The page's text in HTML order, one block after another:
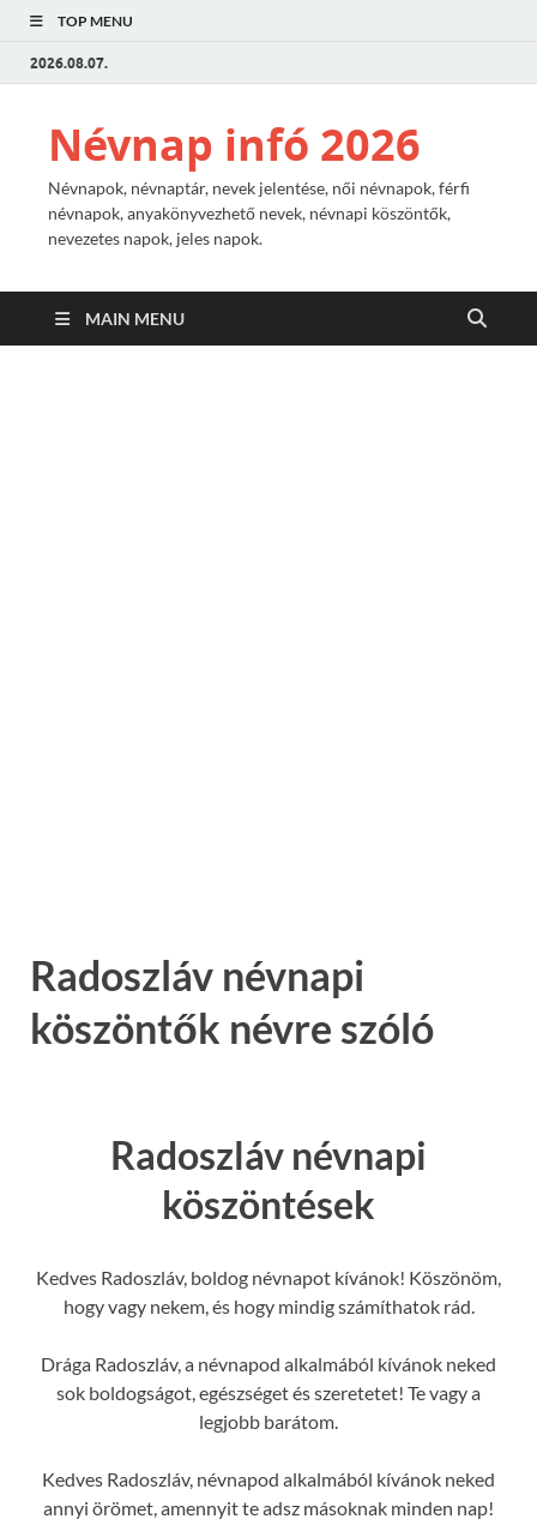
TOP MENU
2026.08.07.
Névnap infó 2026
Névnapok, névnaptár, nevek jelentése, női névnapok, férfi
névnapok, anyakönyvezhető nevek, névnapi köszöntők,
nevezetes napok, jeles napok.
MAIN MENU
Radoszláv névnapi
köszöntők névre szóló
Radoszláv névnapi
köszöntések
Kedves Radoszláv, boldog névnapot kívánok! Köszönöm,
hogy vagy nekem, és hogy mindig számíthatok rád.
Drága Radoszláv, a névnapod alkalmából kívánok neked
sok boldogságot, egészséget és szeretetet! Te vagy a
legjobb barátom.
Kedves Radoszláv, névnapod alkalmából kívánok neked
annyi örömet, amennyit te adsz másoknak minden nap!